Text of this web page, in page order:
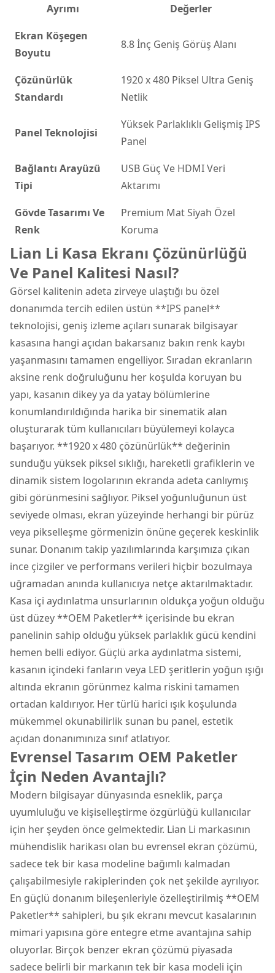
Ayrımı
Değerler
Ekran Köşegen
Boyutu
8.8 İnç Geniş Görüş Alanı
Çözünürlük
Standardı
1920 x 480 Piksel Ultra Geniş
Netlik
Panel Teknolojisi
Yüksek Parlaklıklı Gelişmiş IPS
Panel
Bağlantı Arayüzü
Tipi
USB Güç Ve HDMI Veri
Aktarımı
Gövde Tasarımı Ve
Renk
Premium Mat Siyah Özel
Koruma
Lian Li Kasa Ekranı Çözünürlüğü
Ve Panel Kalitesi Nasıl?
Görsel kalitenin adeta zirveye ulaştığı bu özel
donanımda tercih edilen üstün **IPS panel**
teknolojisi, geniş izleme açıları sunarak bilgisayar
kasasına hangi açıdan bakarsanız bakın renk kaybı
yaşanmasını tamamen engelliyor. Sıradan ekranların
aksine renk doğruluğunu her koşulda koruyan bu
yapı, kasanın dikey ya da yatay bölümlerine
konumlandırıldığında harika bir sinematik alan
oluşturarak tüm kullanıcıları büyülemeyi kolayca
başarıyor. **1920 x 480 çözünürlük** değerinin
sunduğu yüksek piksel sıklığı, hareketli grafiklerin ve
dinamik sistem logolarının ekranda adeta canlıymış
gibi görünmesini sağlıyor. Piksel yoğunluğunun üst
seviyede olması, ekran yüzeyinde herhangi bir pürüz
veya pikselleşme görmenizin önüne geçerek keskinlik
sunar. Donanım takip yazılımlarında karşımıza çıkan
ince çizgiler ve performans verileri hiçbir bozulmaya
uğramadan anında kullanıcıya netçe aktarılmaktadır.
Kasa içi aydınlatma unsurlarının oldukça yoğun olduğu
üst düzey **OEM Paketler** içerisinde bu ekran
panelinin sahip olduğu yüksek parlaklık gücü kendini
hemen belli ediyor. Güçlü arka aydınlatma sistemi,
kasanın içindeki fanların veya LED şeritlerin yoğun ışığı
altında ekranın görünmez kalma riskini tamamen
ortadan kaldırıyor. Her türlü harici ışık koşulunda
mükemmel okunabilirlik sunan bu panel, estetik
açıdan donanımınıza sınıf atlatıyor.
Evrensel Tasarım OEM Paketler
İçin Neden Avantajlı?
Modern bilgisayar dünyasında esneklik, parça
uyumluluğu ve kişiselleştirme özgürlüğü kullanıcılar
için her şeyden önce gelmektedir. Lian Li markasının
mühendislik harikası olan bu evrensel ekran çözümü,
sadece tek bir kasa modeline bağımlı kalmadan
çalışabilmesiyle rakiplerinden çok net şekilde ayrılıyor.
En güçlü donanım bileşenleriyle özelleştirilmiş **OEM
Paketler** sahipleri, bu şık ekranı mevcut kasalarının
mimari yapısına göre entegre etme avantajına sahip
oluyorlar. Birçok benzer ekran çözümü piyasada
sadece belirli bir markanın tek bir kasa modeli için